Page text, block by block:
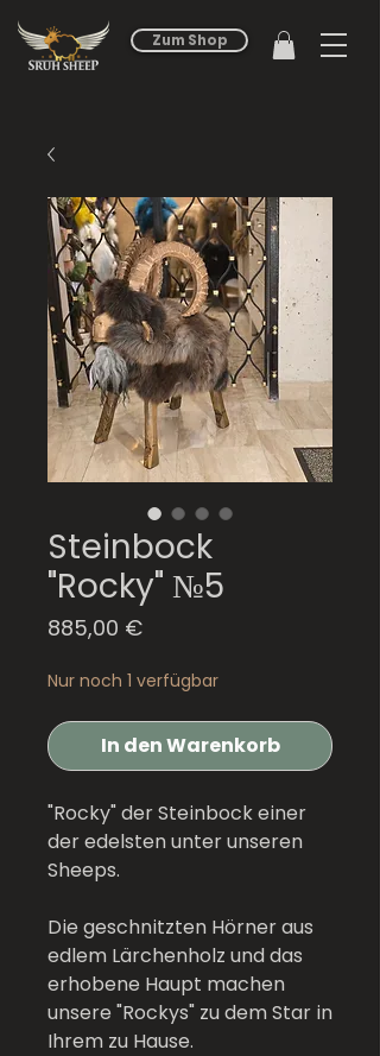
Zum Shop
Steinbock
"Rocky" №5
885,00 €Preis
Nur noch 1 verfügbar
In den Warenkorb
"Rocky" der Steinbock einer
der edelsten unter unseren
Sheeps.
Die geschnitzten Hörner aus
edlem Lärchenholz und das
erhobene Haupt machen
unsere "Rockys" zu dem Star in
Ihrem zu Hause.